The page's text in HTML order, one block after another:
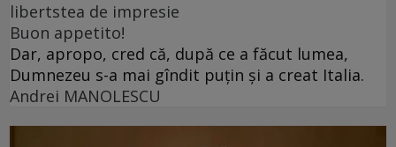
libertstea de impresie
Buon appetito!
Dar, apropo, cred că, după ce a făcut lumea,
Dumnezeu s-a mai gîndit puțin și a creat Italia.
Andrei MANOLESCU